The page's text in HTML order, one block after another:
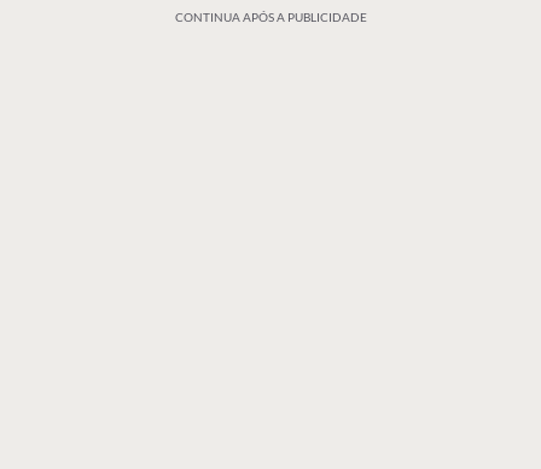
CONTINUA APÓS A PUBLICIDADE